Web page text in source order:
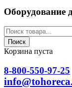
Оборудование
Поиск
Корзина пуста
8-800-550-97-25